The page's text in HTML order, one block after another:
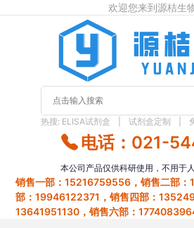
欢迎您来到源桔生
热搜: ELISA试剂盒 试剂盒定制
电话：021-
本公司产品仅供科研使用，不用于
销售一部：15216759556，销售二部
部：19946122371，销售四部：
13641951130，销售六部：